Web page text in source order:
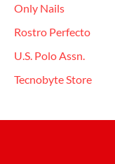
Only Nails
Rostro Perfecto
U.S. Polo Assn.
Tecnobyte Store